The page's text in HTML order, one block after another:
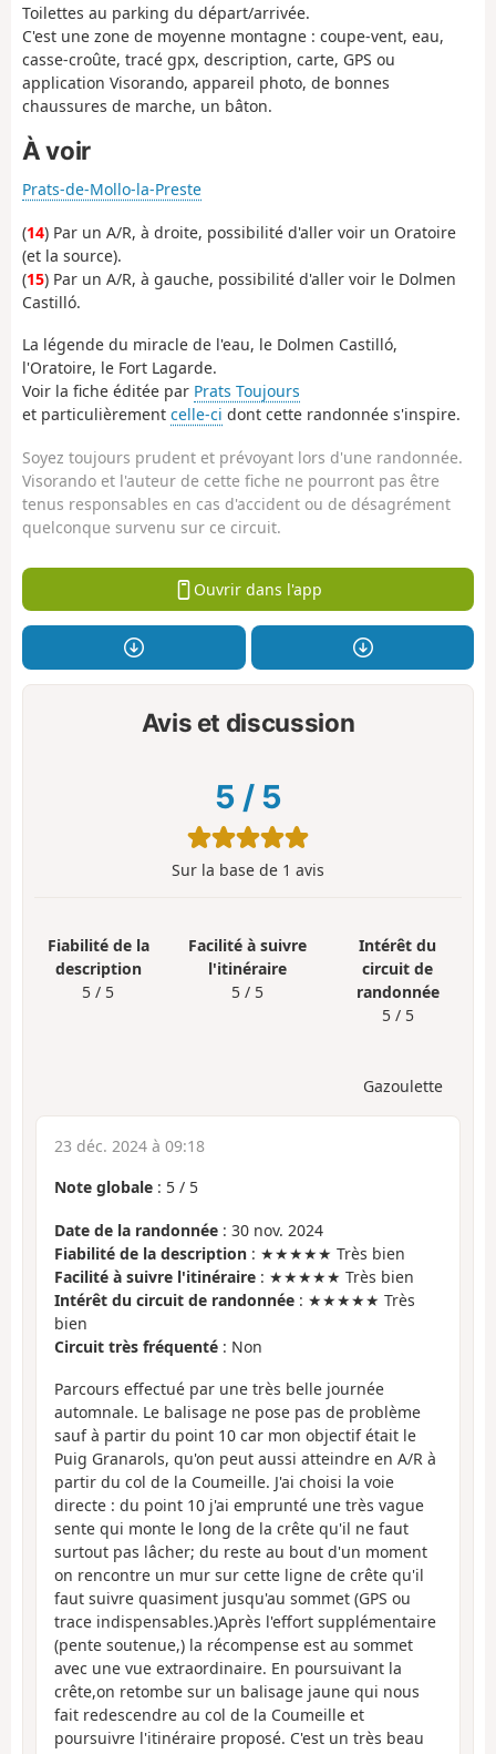
Toilettes au parking du départ/arrivée.
C'est une zone de moyenne montagne : coupe-vent, eau,
casse-croûte, tracé gpx, description, carte, GPS ou
application Visorando, appareil photo, de bonnes
chaussures de marche, un bâton.
À voir
Prats-de-Mollo-la-Preste
(14) Par un A/R, à droite, possibilité d'aller voir un Oratoire
(et la source).
(15) Par un A/R, à gauche, possibilité d'aller voir le Dolmen
Castilló.
La légende du miracle de l'eau, le Dolmen Castilló,
l'Oratoire, le Fort Lagarde.
Voir la fiche éditée par Prats Toujours
et particulièrement celle-ci dont cette randonnée s'inspire.
Soyez toujours prudent et prévoyant lors d'une randonnée.
Visorando et l'auteur de cette fiche ne pourront pas être
tenus responsables en cas d'accident ou de désagrément
quelconque survenu sur ce circuit.
Ouvrir dans l'app
Avis et discussion
5 / 5
Sur la base de 1 avis
Fiabilité de la
description
5 / 5
Facilité à suivre
l'itinéraire
5 / 5
Intérêt du
circuit de
randonnée
5 / 5
Gazoulette
23 déc. 2024 à 09:18
Note globale : 5 / 5
Date de la randonnée : 30 nov. 2024
Fiabilité de la description : ★★★★★ Très bien
Facilité à suivre l'itinéraire : ★★★★★ Très bien
Intérêt du circuit de randonnée : ★★★★★ Très
bien
Circuit très fréquenté : Non
Parcours effectué par une très belle journée
automnale. Le balisage ne pose pas de problème
sauf à partir du point 10 car mon objectif était le
Puig Granarols, qu'on peut aussi atteindre en A/R à
partir du col de la Coumeille. J'ai choisi la voie
directe : du point 10 j'ai emprunté une très vague
sente qui monte le long de la crête qu'il ne faut
surtout pas lâcher; du reste au bout d'un moment
on rencontre un mur sur cette ligne de crête qu'il
faut suivre quasiment jusqu'au sommet (GPS ou
trace indispensables.)Après l'effort supplémentaire
(pente soutenue,) la récompense est au sommet
avec une vue extraordinaire. En poursuivant la
crête,on retombe sur un balisage jaune qui nous
fait redescendre au col de la Coumeille et
poursuivre l'itinéraire proposé. C'est un très beau